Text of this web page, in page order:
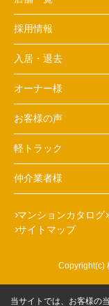
採用情報
入居・退去
オーナー様
お客様の声
軽トラック
仲介業者様
マンションカタログ
サイトマップ
Copyright(c)
当サイトでは、お客様の